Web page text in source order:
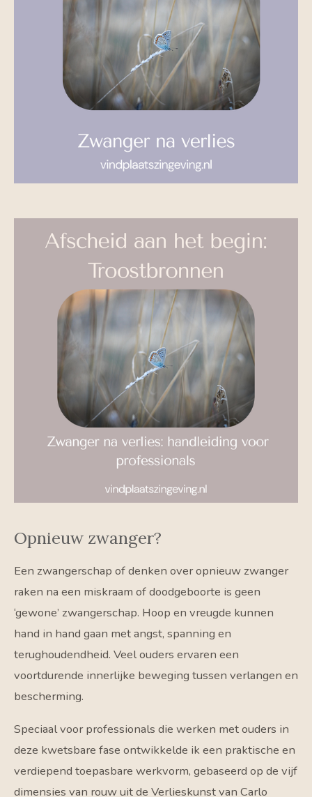
Opnieuw zwanger?
Een zwangerschap of denken over opnieuw zwanger
raken na een miskraam of doodgeboorte is geen
‘gewone’ zwangerschap. Hoop en vreugde kunnen
hand in hand gaan met angst, spanning en
terughoudendheid. Veel ouders ervaren een
voortdurende innerlijke beweging tussen verlangen en
bescherming.
Speciaal voor professionals die werken met ouders in
deze kwetsbare fase ontwikkelde ik een praktische en
verdiepend toepasbare werkvorm, gebaseerd op de vijf
dimensies van rouw uit de Verlieskunst van Carlo